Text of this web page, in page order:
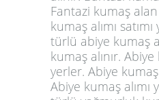
Fantazi kumaş
kumaş alımı
türlü abiye kumaş
kumaş alınır.
yerler. Abiye
Abiye kumaş alımı